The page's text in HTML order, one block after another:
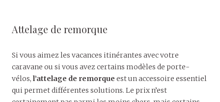
Attelage de remorque
Si vous aimez les vacances itinérantes avec votre
caravane ou si vous avez certains modèles de porte-
vélos, l’attelage de remorque est un accessoire essentiel
qui permet différentes solutions. Le prix n’est